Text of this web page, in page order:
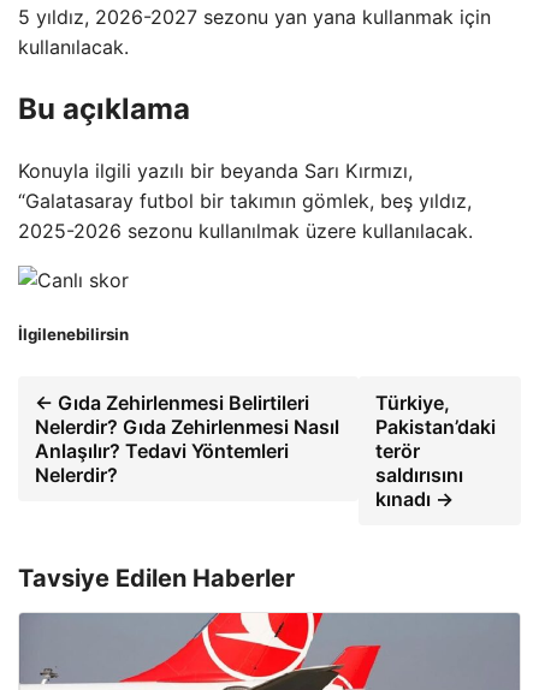
5 yıldız, 2026-2027 sezonu yan yana kullanmak için
kullanılacak.
Bu açıklama
Konuyla ilgili yazılı bir beyanda Sarı Kırmızı,
“Galatasaray futbol bir takımın gömlek, beş yıldız,
2025-2026 sezonu kullanılmak üzere kullanılacak.
İlgilenebilirsin
← Gıda Zehirlenmesi Belirtileri
Nelerdir? Gıda Zehirlenmesi Nasıl
Anlaşılır? Tedavi Yöntemleri
Nelerdir?
Türkiye,
Pakistan’daki
terör
saldırısını
kınadı →
Tavsiye Edilen Haberler